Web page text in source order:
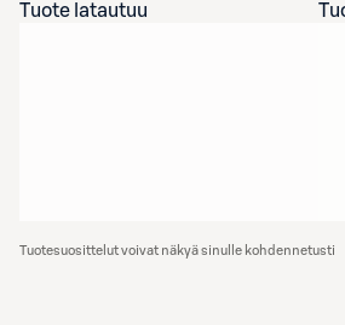
Tuote latautuu
Tuotesuosittelut voivat näkyä sinulle kohdennetusti